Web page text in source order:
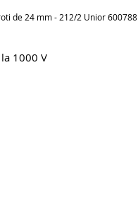
de 24 mm - 212/2 Unior 600788
1000 V